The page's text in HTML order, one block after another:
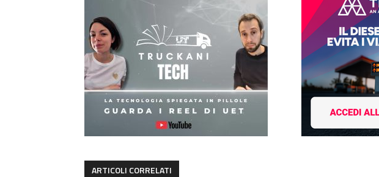
ARTICOLI CORRELATI